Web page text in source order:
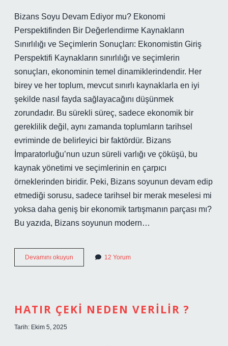
Bizans Soyu Devam Ediyor mu? Ekonomi
Perspektifinden Bir Değerlendirme Kaynakların
Sınırlılığı ve Seçimlerin Sonuçları: Ekonomistin Giriş
Perspektifi Kaynakların sınırlılığı ve seçimlerin
sonuçları, ekonominin temel dinamiklerindendir. Her
birey ve her toplum, mevcut sınırlı kaynaklarla en iyi
şekilde nasıl fayda sağlayacağını düşünmek
zorundadır. Bu sürekli süreç, sadece ekonomik bir
gereklilik değil, aynı zamanda toplumların tarihsel
evriminde de belirleyici bir faktördür. Bizans
İmparatorluğu’nun uzun süreli varlığı ve çöküşü, bu
kaynak yönetimi ve seçimlerinin en çarpıcı
örneklerinden biridir. Peki, Bizans soyunun devam edip
etmediği sorusu, sadece tarihsel bir merak meselesi mi
yoksa daha geniş bir ekonomik tartışmanın parçası mı?
Bu yazıda, Bizans soyunun modern…
Devamını okuyun
soyu
12 Yorum
HATIR ÇEKI NEDEN VERILIR ?
Tarih: Ekim 5, 2025